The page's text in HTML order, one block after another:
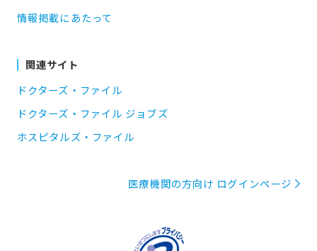
情報掲載にあたって
関連サイト
ドクターズ・ファイル
ドクターズ・ファイル ジョブズ
ホスピタルズ・ファイル
医療機関の方向け ログインページ